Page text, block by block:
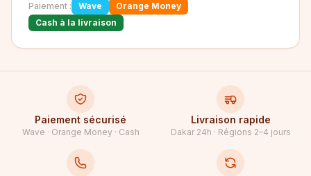
Paiement :
Wave
Orange Money
Cash à la livraison
Paiement sécurisé
Wave · Orange Money · Cash
Livraison rapide
Dakar 24h · Régions 2–4 jours